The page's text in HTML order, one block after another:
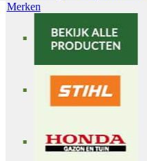
Merken